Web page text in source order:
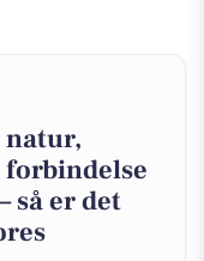
så er det